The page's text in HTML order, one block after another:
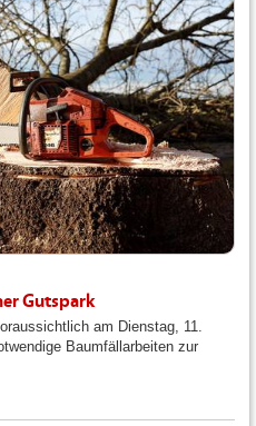
Gutspark
am Dienstag, 11.
Baumfällarbeiten zur